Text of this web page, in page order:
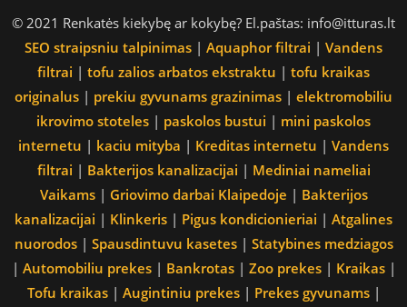
© 2021 Renkatės kiekybę ar kokybę? El.paštas: info@itturas.lt
SEO straipsniu talpinimas | Aquaphor filtrai | Vandens
filtrai | tofu zalios arbatos ekstraktu | tofu kraikas
originalus | prekiu gyvunams grazinimas | elektromobiliu
ikrovimo stoteles | paskolos bustui | mini paskolos
internetu | kaciu mityba | Kreditas internetu | Vandens
filtrai | Bakterijos kanalizacijai | Mediniai nameliai
Vaikams| Griovimo darbai Klaipedoje | Bakterijos
kanalizacijai | Klinkeris | Pigus kondicionieriai | Atgalines
nuorodos| Spausdintuvu kasetes| Statybines medziagos
| Automobiliu prekes| Bankrotas| Zoo prekes| Kraikas|
Tofu kraikas| Augintiniu prekes| Prekes gyvunams|